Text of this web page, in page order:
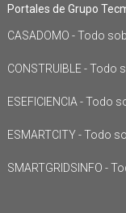
Portales de Grupo
CASADOMO - Todo
CONSTRUIBLE -
ESEFICIENCIA - Todo
ESMARTCITY - Todo
SMARTGRIDSINFO -